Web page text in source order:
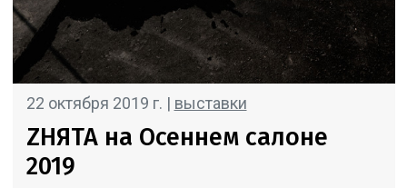
22 октября 2019 г. | выставки
ZНЯТА на Осеннем салоне
2019